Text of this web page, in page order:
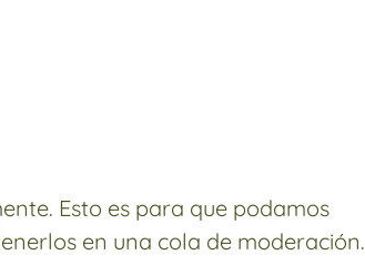
Esto es para que podamos
en una cola de moderación.